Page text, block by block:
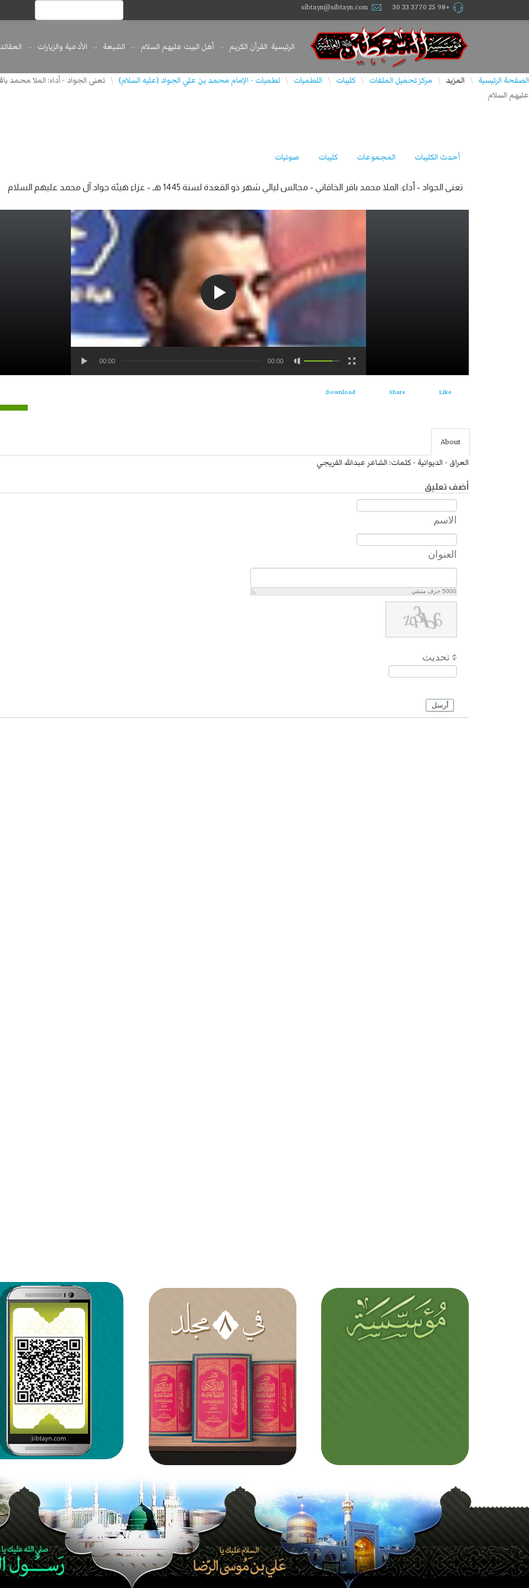
+98 25 3770 33 30
sibtayn@sibtayn.com
الرئيسية القرآن الكريم أهل البيت عليهم السلام الشيعة الأدعية والزيارات العقائد
الصفحة الرئيسية \ المزيد \ مركز تحميل الملفات \ كليبات \ اللطميات \ لطميات - الإمام محمد بن علي الجواد (عليه السلام) \
عليهم السلام
أحدث الكليبات المجموعات كليبات صوتيات
تعنى الجواد - أداء: الملا محمد باقر الخاقاني - مجالس ليالي شهر ذو القعدة لسنة 1445 هـ - عزاء هيئة جواد آل محمد عليهم السلام
00:00 00:00
Like
Share
Download
About
العراق - الديوانية - كلمات: الشاعر عبدالله الفريجي
أضف تعليق
الاسم
العنوان
5000 حرف متبقي
تحديث
أرسل